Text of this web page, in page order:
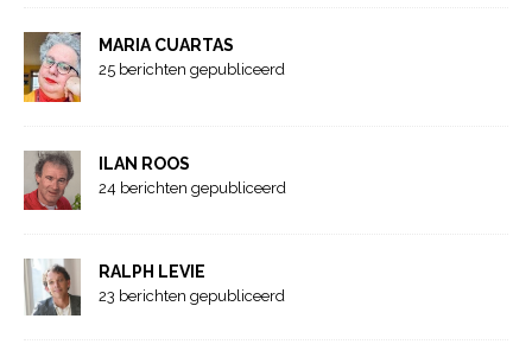
MARIA CUARTAS
25 berichten gepubliceerd
ILAN ROOS
24 berichten gepubliceerd
RALPH LEVIE
23 berichten gepubliceerd